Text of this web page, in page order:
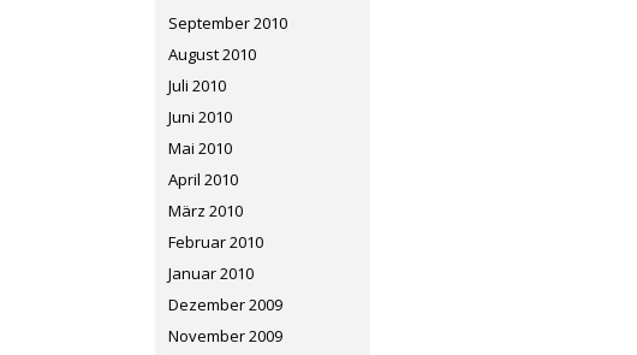
September 2010
August 2010
Juli 2010
Juni 2010
Mai 2010
April 2010
März 2010
Februar 2010
Januar 2010
Dezember 2009
November 2009